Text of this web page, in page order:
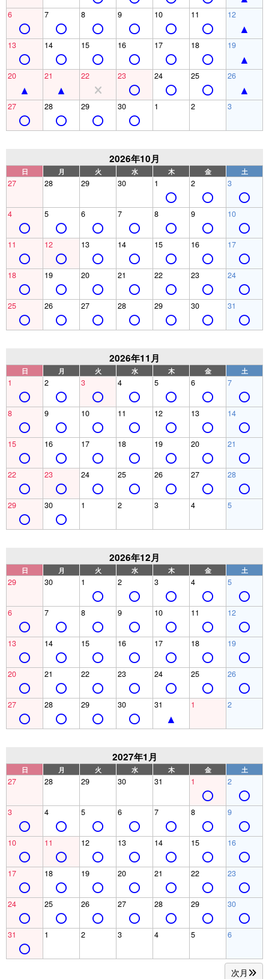
6 7 8 9 10 11 12
13 14 15 16 17 18 19
20 21 22 23 24 25 26
27 28 29 30 1 2 3
2026年10月
日 月 火 水 木 金 土
27 28 29 30 1 2 3
4 5 6 7 8 9 10
11 12 13 14 15 16 17
18 19 20 21 22 23 24
25 26 27 28 29 30 31
2026年11月
日 月 火 水 木 金 土
1 2 3 4 5 6 7
8 9 10 11 12 13 14
15 16 17 18 19 20 21
22 23 24 25 26 27 28
29 30 1 2 3 4 5
2026年12月
日 月 火 水 木 金 土
29 30 1 2 3 4 5
6 7 8 9 10 11 12
13 14 15 16 17 18 19
20 21 22 23 24 25 26
27 28 29 30 31 1 2
2027年1月
日 月 火 水 木 金 土
27 28 29 30 31 1 2
3 4 5 6 7 8 9
10 11 12 13 14 15 16
17 18 19 20 21 22 23
24 25 26 27 28 29 30
31 1 2 3 4 5 6
次月